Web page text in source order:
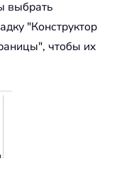
выбрать
"Конструктор
чтобы их